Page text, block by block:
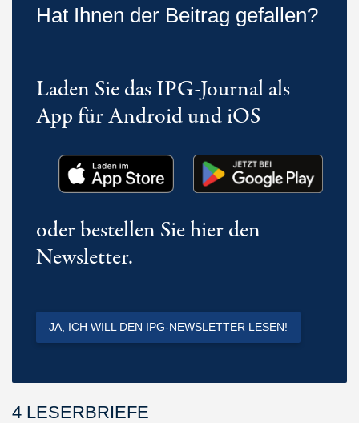
Hat Ihnen der Beitrag gefallen?
Laden Sie das IPG-Journal als
App für Android und iOS
oder bestellen Sie hier den
Newsletter.
JA, ICH WILL DEN IPG-NEWSLETTER LESEN!
4 LESERBRIEFE